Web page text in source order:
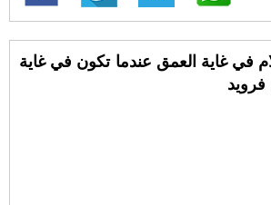
في غاية العمق عندما تكون في غاية